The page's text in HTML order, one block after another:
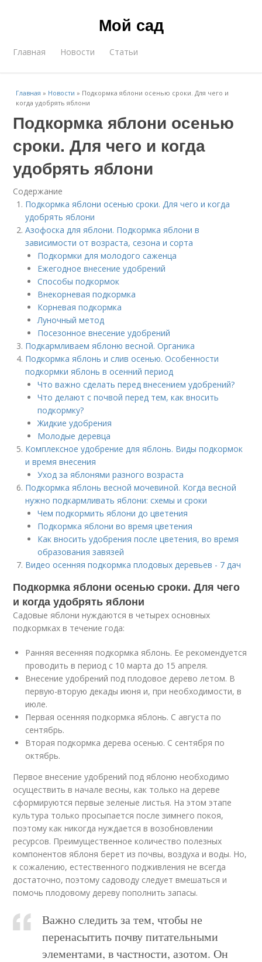
Мой сад
Главная Новости Статьи
Главная » Новости » Подкормка яблони осенью сроки. Для чего и
когда удобрять яблони
Подкормка яблони осенью
сроки. Для чего и когда
удобрять яблони
Содержание
Подкормка яблони осенью сроки. Для чего и когда
удобрять яблони
Азофоска для яблони. Подкормка яблони в
зависимости от возраста, сезона и сорта
Подкормки для молодого саженца
Ежегодное внесение удобрений
Способы подкормок
Внекорневая подкормка
Корневая подкормка
Луночный метод
Посезонное внесение удобрений
Подкармливаем яблоню весной. Органика
Подкормка яблонь и слив осенью. Особенности
подкормки яблонь в осенний период
Что важно сделать перед внесением удобрений?
Что делают с почвой перед тем, как вносить
подкормку?
Жидкие удобрения
Молодые деревца
Комплексное удобрение для яблонь. Виды подкормок
и время внесения
Уход за яблонями разного возраста
Подкормка яблонь весной мочевиной. Когда весной
нужно подкармливать яблони: схемы и сроки
Чем подкормить яблони до цветения
Подкормка яблони во время цветения
Как вносить удобрения после цветения, во время
образования завязей
Видео осенняя подкормка плодовых деревьев - 7 дач
Подкормка яблони осенью сроки. Для чего
и когда удобрять яблони
Садовые яблони нуждаются в четырех основных
подкормках в течение года:
Ранняя весенняя подкормка яблонь. Ее рекомендуется
проводить в период с 10 марта до 15 апреля.
Внесение удобрений под плодовое дерево летом. В
первую-вторую декады июня и, при необходимости, в
июле.
Первая осенняя подкормка яблонь. С августа по
сентябрь.
Вторая подкормка дерева осенью. С сентября по
октябрь.
Первое внесение удобрений под яблоню необходимо
осуществить в начале весны, как только на дереве
сформируются первые зеленые листья. На этом этапе
культура только просыпается после зимнего покоя,
поэтому как никогда нуждается в возобновлении
ресурсов. Преимущественное количество полезных
компонентов яблоня берет из почвы, воздуха и воды. Но,
к сожалению, естественного подживления не всегда
достаточно, поэтому садоводу следует вмешаться и
помочь плодовому дереву пополнить запасы.
Важно следить за тем, чтобы не
перенасытить почву питательными
элементами, в частности, азотом. Он